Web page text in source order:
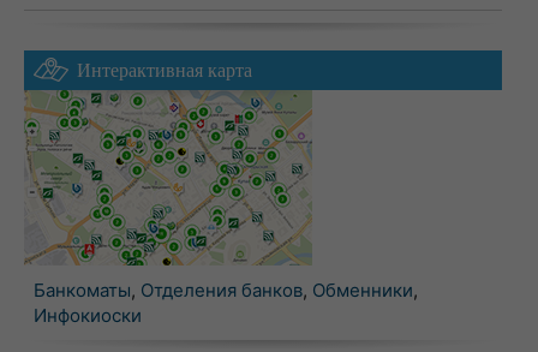
Интерактивная карта
Банкоматы, Отделения банков, Обменники,
Инфокиоски